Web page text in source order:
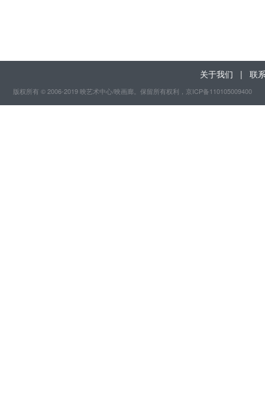
关于我们 | 联
版权所有 © 2006-2019 映艺术中心/映画廊。保留所有权利 ，京ICP备110105009400